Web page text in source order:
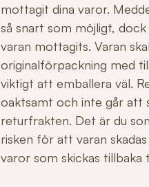
mottagit dina varor.
så snart som möjligt,
varan mottagits. Varan
originalförpackning med
viktigt att emballera väl.
oaktsamt och inte går att
returfrakten. Det är du
risken för att varan
varor som skickas tillbaka